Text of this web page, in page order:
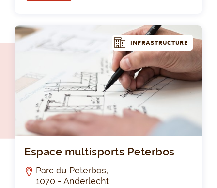
INFRASTRUCTURE
Espace multisports Peterbos
Parc du Peterbos,
1070 - Anderlecht